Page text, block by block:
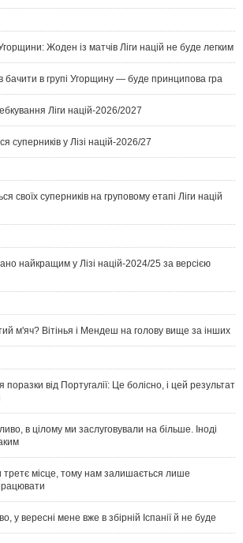
Жоден із матчів Ліги націй не буде легким
бачити в групі Угорщину — буде принципова гра
Ліги націй-2026/2027
суперників у Лізі націй-2026/27
своїх суперників на груповому етапі Ліги націй
найкращим у Лізі націй-2024/25 за версією
м'яч? Вітінья і Мендеш на голову вище за інших
поразки від Португалії: Це болісно, ​​і цей результат
в цілому ми заслуговували на більше. Іноді
третє місце, тому нам залишається лише
у вересні мене вже в збірній Іспанії й не буде